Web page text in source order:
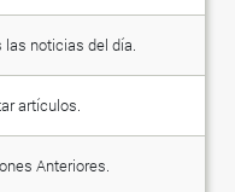
noticias del día.
artículos.
Anteriores.